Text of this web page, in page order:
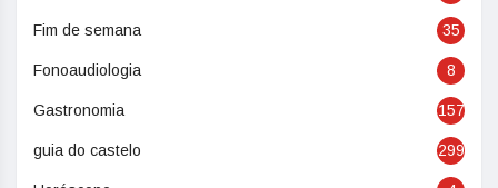
Fim de semana 35
Fonoaudiologia 8
Gastronomia 157
guia do castelo 299